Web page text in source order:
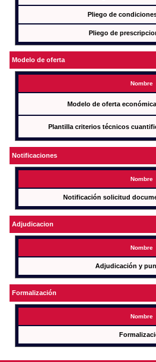
Pliego de
Pliego de
Modelo de oferta
Nombre
Modelo de oferta
Plantilla criterios técnicos
Notificaciones
Nombre
Notificación solicitud
Adjudicacion
Nombre
Adjudicación y
Formalización
Nombre